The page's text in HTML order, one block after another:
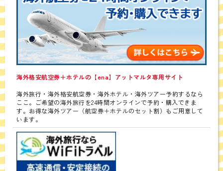
海外格安航空券＋ホテルの【ena】アットマルタ専用サイト
海外旅行・海外格安航空券・海外ホテル・海外ツアー予約するなら
ここ。ご希望の海外旅行を24時間オンラインで予約・購入できま
す。お得な海外ツアー（航空券＋ホテルのセット割）もご用意して
います。